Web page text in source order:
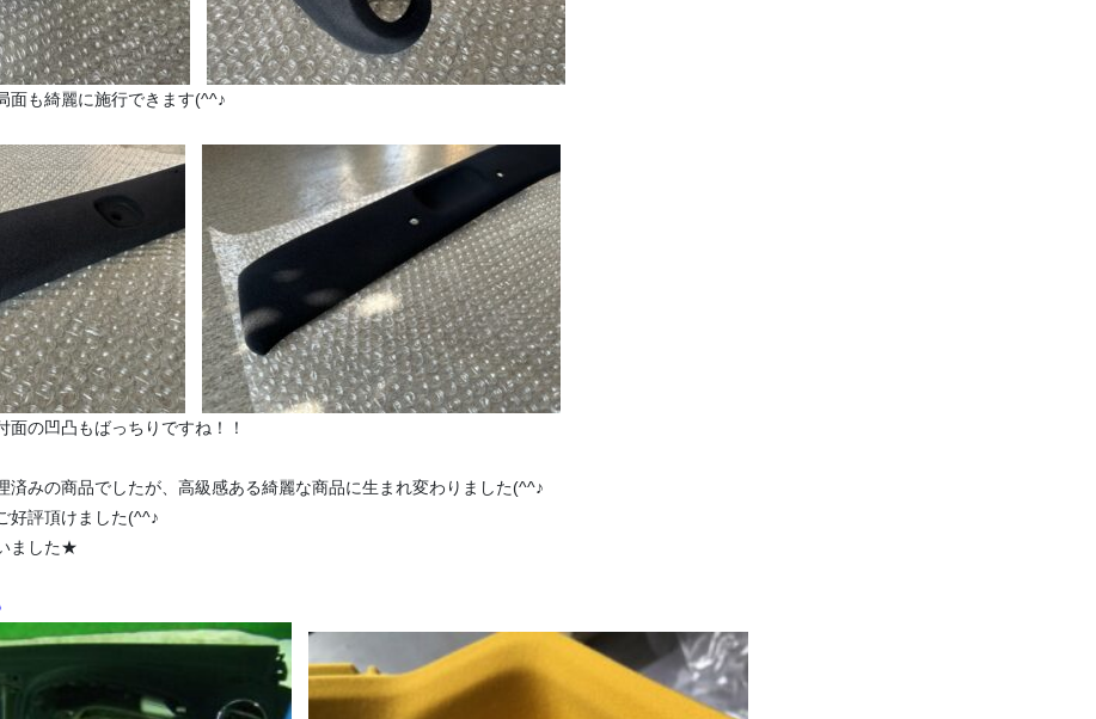
面も綺麗に施行できます(^^♪
面の凹凸もばっちりですね！！
済みの商品でしたが、高級感ある綺麗な商品に生まれ変わりました(^^♪
好評頂けました(^^♪
ました★